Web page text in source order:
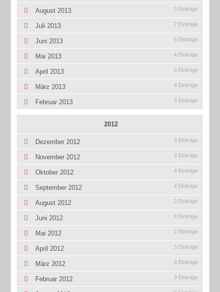
August 2013 3 Einträge
Juli 2013 7 Einträge
Juni 2013 5 Einträge
Mai 2013 4 Einträge
April 2013 5 Einträge
März 2013 4 Einträge
Februar 2013 3 Einträge
2012
Dezember 2012 3 Einträge
November 2012 3 Einträge
Oktober 2012 4 Einträge
September 2012 4 Einträge
August 2012 2 Einträge
Juni 2012 4 Einträge
Mai 2012 2 Einträge
April 2012 3 Einträge
März 2012 3 Einträge
Februar 2012 3 Einträge